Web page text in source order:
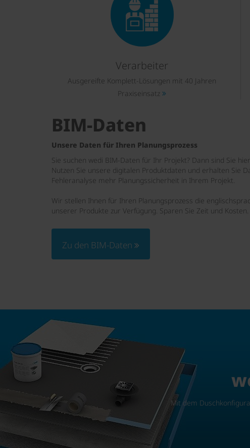
Verarbeiter
Ausgereifte Komplett-Lösungen mit 40 Jahren
Praxiseinsatz
BIM-Daten
Unsere Daten für Ihren Planungsprozess
Sie suchen wedi BIM-Daten für Ihr Projekt? Dann sind Sie
Nutzen Sie unsere digitalen Produktdaten und erhalten Sie
Fehleranalyse mehr Planungssicherheit in Ihrem Projekt.
Wir stellen Ihnen für Ihren Planungsprozess die
unserer Produkte zur Verfügung. Sparen Sie Zeit und Kosten.
Zu den BIM-Daten
Mit dem